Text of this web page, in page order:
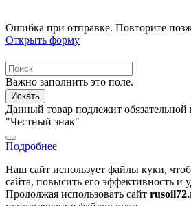
Ошибка при отправке. Повторите
Открыть форму
Важно заполнить это поле.
Искать
Данный товар подлежит обязательной
"Честный знак"
Подробнее
Наш сайт использует файлы куки,
сайта, повысить его эффективность и
Продолжая использовать сайт